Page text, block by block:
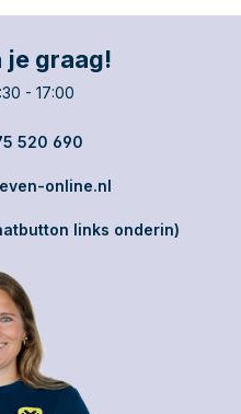
je graag!
- 17:00
520 690
online.nl
links onderin)